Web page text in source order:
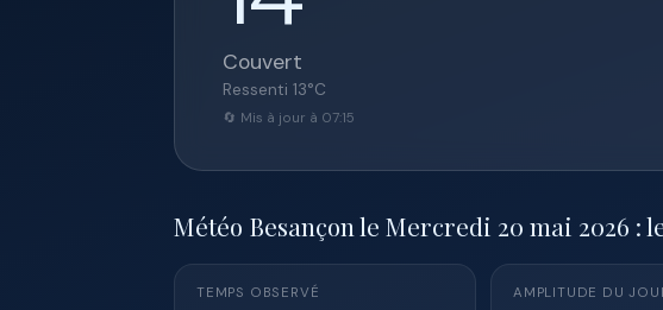
Couvert
Ressenti 13°C
🔄 Mis à jour à 07:15
Météo Besançon le Mercredi 20 mai 2026 :
TEMPS OBSERVÉ AMPLITUDE DU